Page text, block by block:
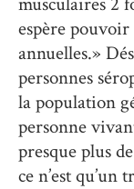
espère
annuelles.»
personnes
la population
personne
presque plus
ce n’est qu’un